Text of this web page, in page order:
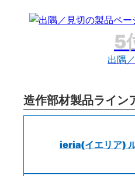
出隅
造作部材製品ライン
ieria(イエリア)